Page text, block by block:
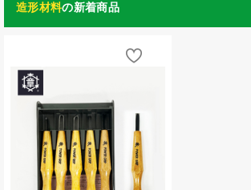
造形材料の新着商品